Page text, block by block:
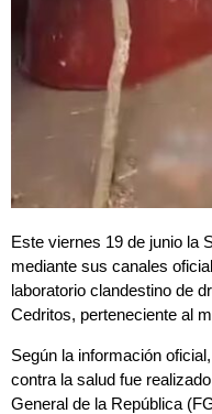
Este viernes 19 de junio la
mediante sus canales
laboratorio clandestino de
Cedritos, perteneciente al
Según la información
contra la salud fue
General de la República